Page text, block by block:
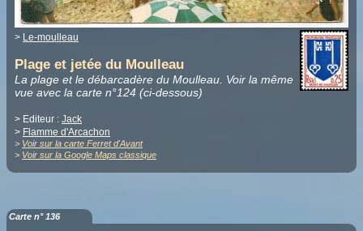
> Le-moulleau
Plage et jetée du Moulleau
La plage et le débarcadère du Moulleau. Voir la même
vue avec la carte n°124 (ci-dessous)
> Editeur : Jack
> Flamme d'Arcachon
> Voir sur la carte Ferret d'Avant
> Voir sur la Google Maps classique
Carte n° 136